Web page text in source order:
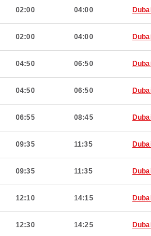
02:00 04:00
02:00 04:00
04:50 06:50
04:50 06:50
06:55 08:45
09:35 11:35
09:35 11:35
12:10 14:15
12:30 14:25